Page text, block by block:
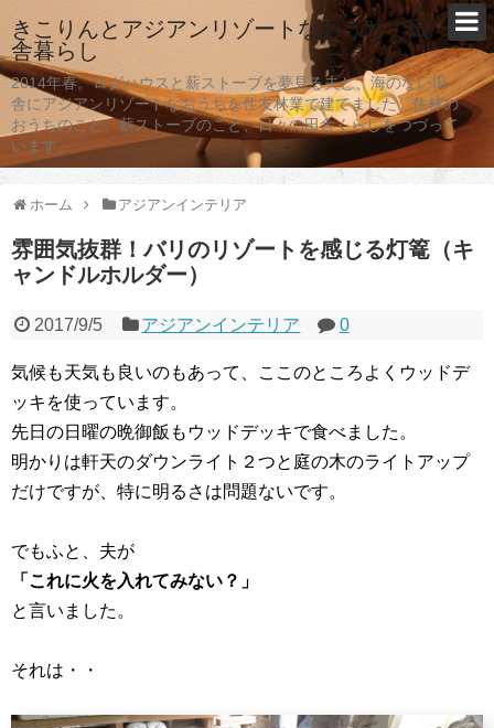
きこりんとアジアンリゾートなおうちで田
舎暮らし
2014年春。ログハウスと薪ストーブを夢見る夫と、海のない田
舎にアジアンリゾートなおうちを住友林業で建てました。住林の
おうちのこと、薪ストーブのこと、日々の田舎くらしをつづって
います。
ホーム アジアンインテリア
雰囲気抜群！バリのリゾートを感じる灯篭（キ
ャンドルホルダー）
2017/9/5 アジアンインテリア 0
気候も天気も良いのもあって、ここのところよくウッドデ
ッキを使っています。
先日の日曜の晩御飯もウッドデッキで食べました。
明かりは軒天のダウンライト２つと庭の木のライトアップ
だけですが、特に明るさは問題ないです。
でもふと、夫が
「これに火を入れてみない？」
と言いました。
それは・・